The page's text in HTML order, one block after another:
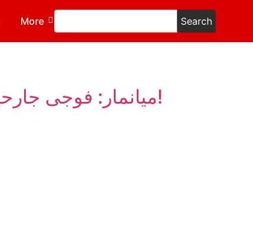
More Search
میانمار: فوجی جارحیت مردہ باد!۔۔محنت کش ساتھیو، مسلح بغاوت کی جانب بڑھو!